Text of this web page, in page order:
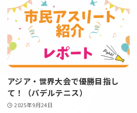
アジア・世界大会で優勝目指し
て！（パデルテニス）
2025年9月24日